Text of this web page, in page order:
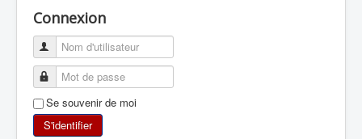
ALPINISME
SKI DE RANDONNÉE
RANDONNÉE PÉDESTRE
Connexion
Se souvenir de moi
S'identifier